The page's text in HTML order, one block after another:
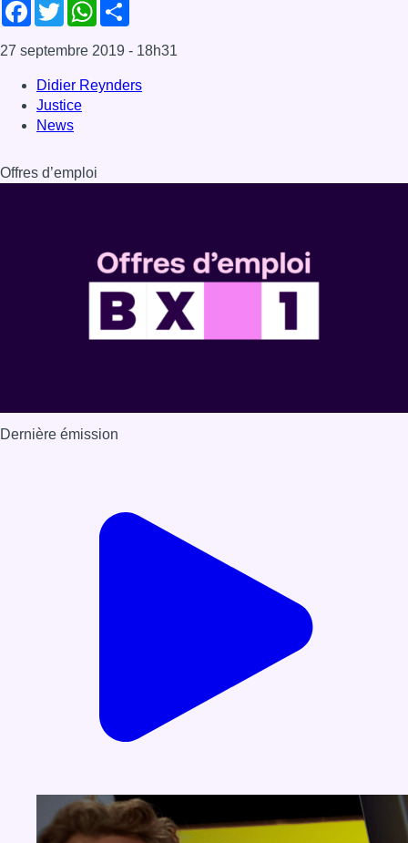
Facebook
TwitterWhatsApp
27 septembre 2019 - 18h31
Didier Reynders
Justice
News
Offres d’emploi
Dernière émission